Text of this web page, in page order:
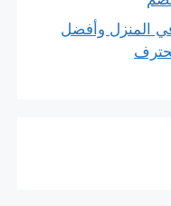
المنزل وأفضل